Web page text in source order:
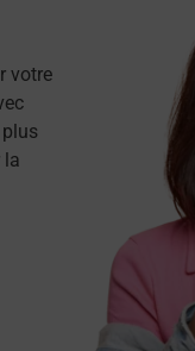
votre
la